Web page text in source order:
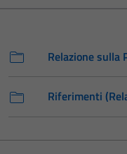
Relazione sulla
Riferimenti